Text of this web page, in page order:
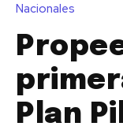
Nacionales
Plan